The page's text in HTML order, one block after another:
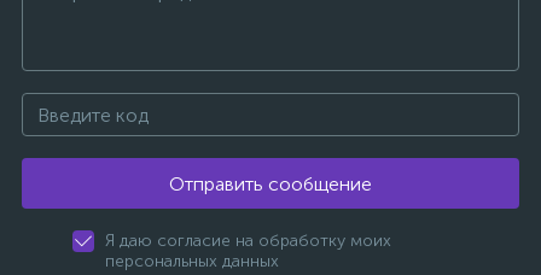
Отправить сообщение
Я даю согласие на обработку моих
персональных данных